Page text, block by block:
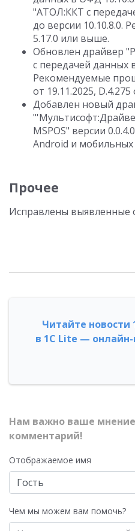
"АТОЛ:ККТ с
до версии 10.10.8.0.
5.17.0 или выше.
Обновлен драйвер
с передачей данных
Рекомендуемые
от 19.11.2025,
Добавлен новый
MSPOS" версии
Android и
Прочее
Исправлены выявленные
Читайте новости
в 1С Lite —
Нам важно ваше
комментарий!
Отображаемое имя
Чем мы можем вам помочь?